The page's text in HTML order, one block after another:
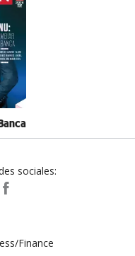
sociales:
Finance